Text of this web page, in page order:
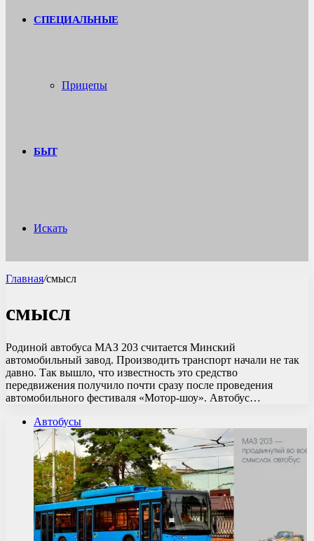
СПЕЦИАЛЬНЫЕ
Прицепы
БЫТ
Искать
Главная/смысл
смысл
Родиной автобуса МАЗ 203 считается Минский
автомобильный завод. Производить транспорт начали не так
давно. Так вышло, что известность это средство
передвижения получило почти сразу после проведения
автомобильного фестиваля «Мотор-шоу». Автобус…
Автобусы